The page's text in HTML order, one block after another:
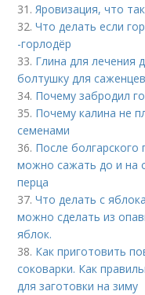
31.Яровизация, что
32.Что делать если
-горлодёр
33. Глина для лечения
болтушку для саженцев
34. Почему забродил
35. Почему калина не
семенами
36. После
можно сажать до и на
перца
37.Что делать с
можно сделать из
яблок.
38. Как приготовить
соковарки. Как
для заготовки на зиму